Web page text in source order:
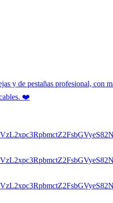
y de pestañas profesional, con
❤️